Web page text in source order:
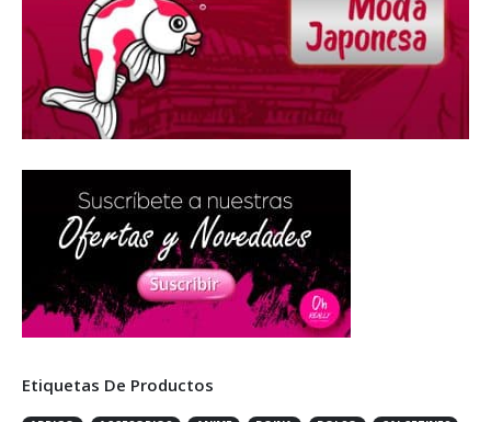
Etiquetas De Productos